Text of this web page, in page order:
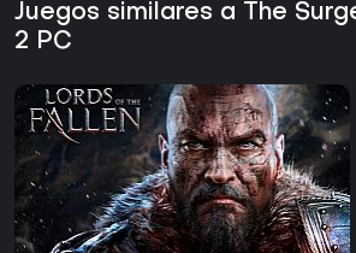
Juegos similares a The
2 PC